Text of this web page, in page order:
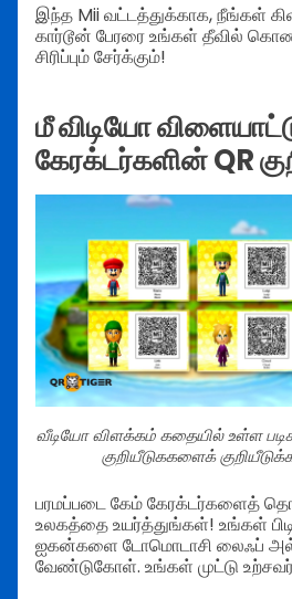
இந்த Mii வட்டத்துக்காக, நீங்கள்
கார்டூன் பேரரை உங்கள் தீவில்
சிரிப்பும் சேர்க்கும்!
மீ விடியோ
கேரக்டர்களின் QR
வீடியோ விளக்கம் கதையில் உள்ள
குறியீடுககளைக்
பரமப்படை கேம் கேரக்டர்களைத்
உலகத்தை உயர்த்துங்கள்! உங்கள்
ஐகன்களை டோமொடாசி லைஃப்
வேண்டுகோள். உங்கள் முட்டு